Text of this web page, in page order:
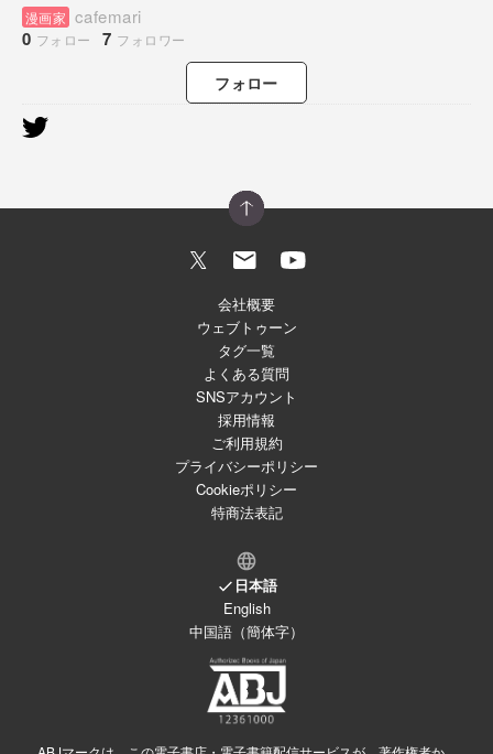
漫画家 cafemari
0 フォロー 7 フォロワー
フォロー
会社概要
ウェブトゥーン
タグ一覧
よくある質問
SNSアカウント
採用情報
ご利用規約
プライバシーポリシー
Cookieポリシー
特商法表記
日本語
English
中国語（簡体字）